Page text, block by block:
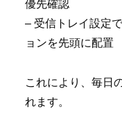
優先確認
– 受信トレイ設定
ョンを先頭に配置
これにより、毎日
れます。